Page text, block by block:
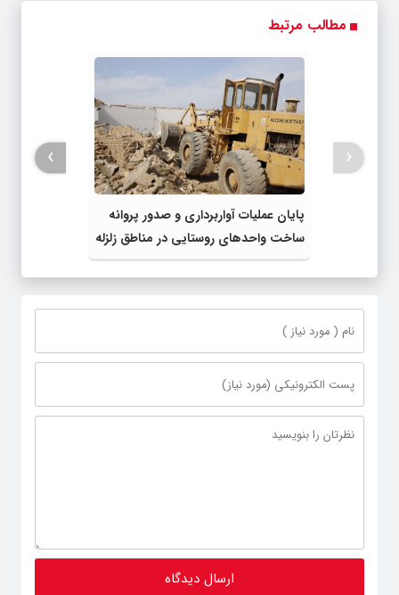
مطالب مرتبط
پایان عملیات آواربرداری و صدور پروانه
ساخت واحدهای روستایی در مناطق زلزله
زده خوی
‹
›